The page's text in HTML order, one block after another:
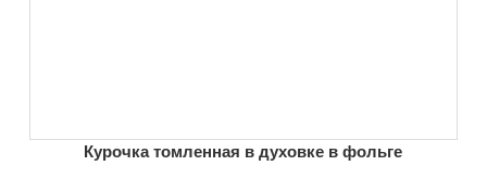
Курочка томленная в духовке в фольге